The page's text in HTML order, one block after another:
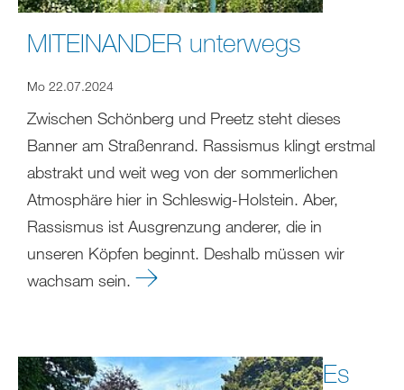
MITEINANDER unterwegs
Mo 22.07.2024
Zwischen Schönberg und Preetz steht dieses
Banner am Straßenrand. Rassismus klingt erstmal
abstrakt und weit weg von der sommerlichen
Atmosphäre hier in Schleswig-Holstein. Aber,
Rassismus ist Ausgrenzung anderer, die in
unseren Köpfen beginnt. Deshalb müssen wir
wachsam sein.
Es